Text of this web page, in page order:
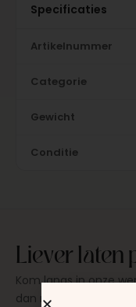
Specificaties
Artikelnummer
Categorie
Gewicht
Conditie
Liever laten
Kom langs in onze
dan monteren wij